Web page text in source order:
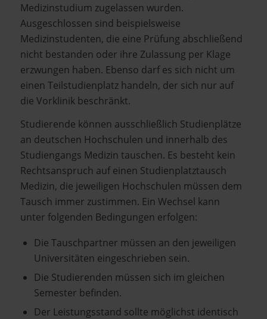
Medizinstudium zugelassen wurden.
Ausgeschlossen sind beispielsweise
Medizinstudenten, die eine Prüfung abschließend
nicht bestanden oder ihre Zulassung per Klage
erzwungen haben. Ebenso darf es sich nicht um
einen Teilstudienplatz handeln, der sich nur auf
die Vorklinik beschränkt.
Studierende können ausschließlich Studienplätze
an deutschen Hochschulen und innerhalb des
Studiengangs Medizin tauschen. Es besteht kein
Rechtsanspruch auf einen Studienplatztausch
Medizin, die jeweiligen Hochschulen müssen dem
Tausch immer zustimmen. Ein Wechsel kann
unter folgenden Bedingungen erfolgen:
Die Tauschpartner müssen an den jeweiligen
Universitäten eingeschrieben sein.
Die Studierenden müssen sich im gleichen
Semester befinden.
Der Leistungsstand sollte möglichst identisch